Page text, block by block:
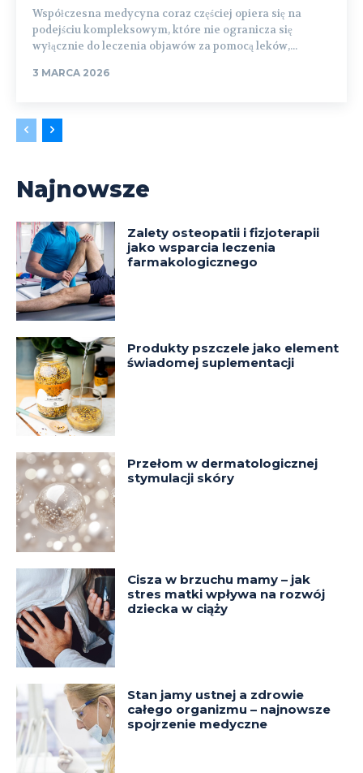
Współczesna medycyna coraz częściej opiera się na
podejściu kompleksowym, które nie ogranicza się
wyłącznie do leczenia objawów za pomocą leków,...
3 MARCA 2026
Najnowsze
Zalety osteopatii i fizjoterapii
jako wsparcia leczenia
farmakologicznego
Produkty pszczele jako element
świadomej suplementacji
Przełom w dermatologicznej
stymulacji skóry
Cisza w brzuchu mamy – jak
stres matki wpływa na rozwój
dziecka w ciąży
Stan jamy ustnej a zdrowie
całego organizmu – najnowsze
spojrzenie medyczne